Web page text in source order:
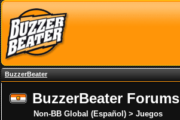
BuzzerBeater
BuzzerBeater Forums
Non-BB Global (Español) > Juegos